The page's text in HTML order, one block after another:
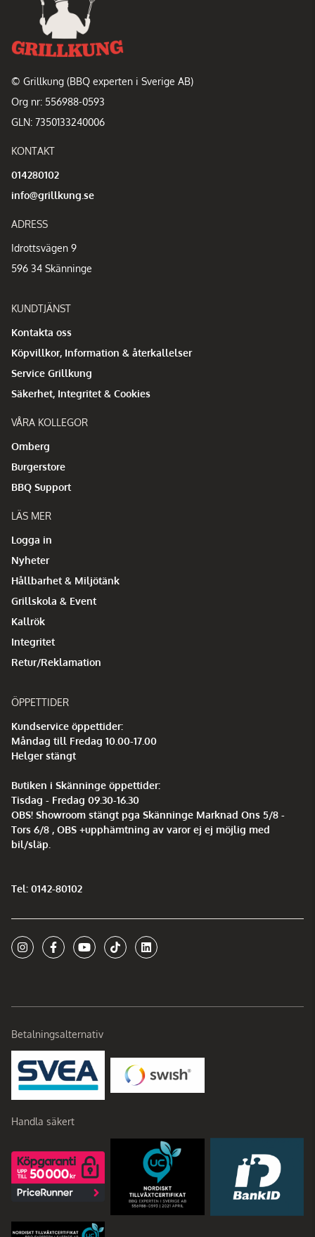
© Grillkung (BBQ experten i Sverige AB)
Org nr: 556988-0593
GLN: 7350133240006
KONTAKT
014280102
info@grillkung.se
ADRESS
Idrottsvägen 9
596 34 Skänninge
KUNDTJÄNST
Kontakta oss
Köpvillkor, Information & återkallelser
Service Grillkung
Säkerhet, Integritet & Cookies
VÅRA KOLLEGOR
Omberg
Burgerstore
BBQ Support
LÄS MER
Logga in
Nyheter
Hållbarhet & Miljötänk
Grillskola & Event
Kallrök
Integritet
Retur/Reklamation
ÖPPETTIDER
Kundservice öppettider:
Måndag till Fredag 10.00-17.00
Helger stängt
Butiken i Skänninge öppettider:
Tisdag - Fredag 09.30-16.30
OBS! Showroom stängt pga Skänninge Marknad Ons 5/8 -
Tors 6/8 , OBS +upphämtning av varor ej ej möjlig med
bil/släp.
Tel: 0142-80102
Betalningsalternativ
Handla säkert